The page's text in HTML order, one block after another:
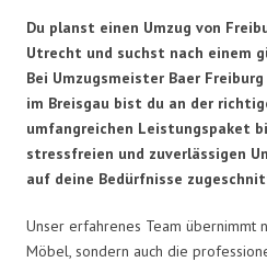
Du planst einen Umzug von
Utrecht und suchst nach einem
Bei Umzugsmeister Baer
im Breisgau bist du an der
umfangreichen Leistungspaket
stressfreien und zuverlässigen
auf deine Bedürfnisse
Unser erfahrenes Team übernimmt
Möbel, sondern auch die